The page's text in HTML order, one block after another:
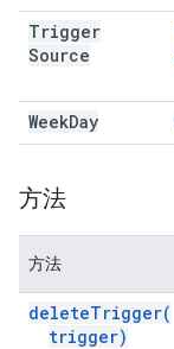
Trigger
Source
WeekDay
方法
方法
deleteTrigger(
trigger)